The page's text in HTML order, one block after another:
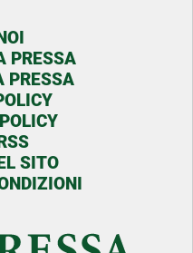
PRESSA
PRESSA
SITO